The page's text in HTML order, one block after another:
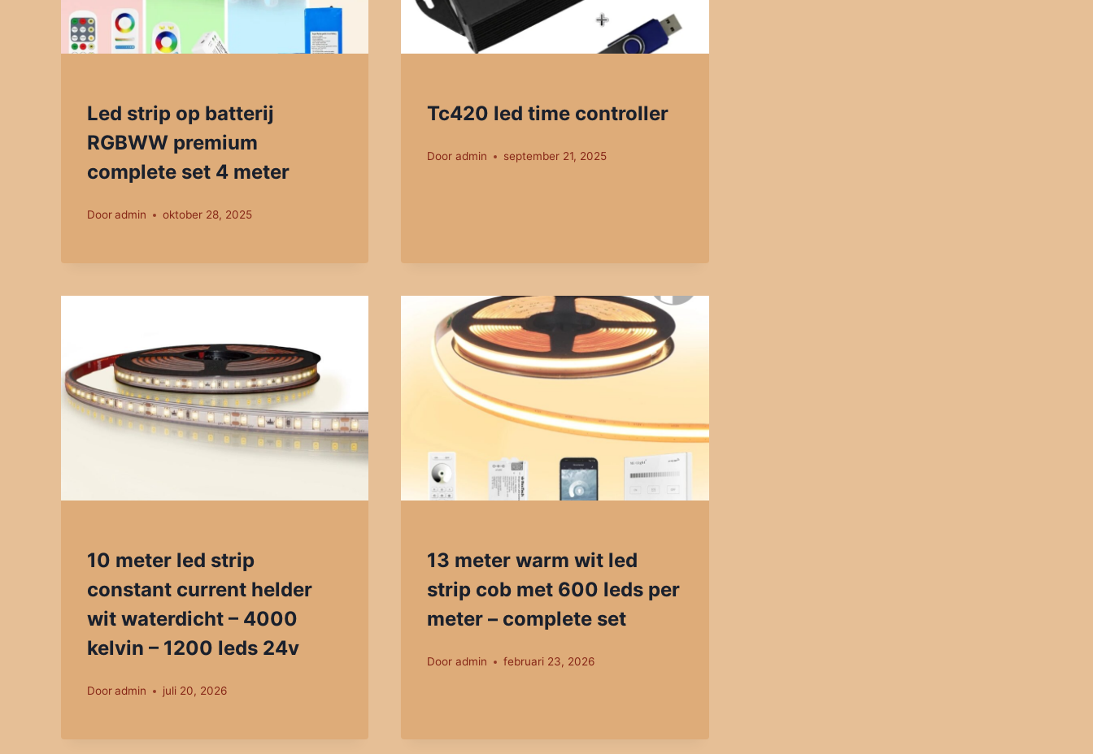
Led strip op batterij
RGBWW premium
complete set 4 meter
Dooradmin oktober 28, 2025
Tc420 led time controller
Door admin september 21, 2025
10 meter led strip
constant current helder
wit waterdicht – 4000
kelvin – 1200 leds 24v
Dooradmin juli 20, 2026
13 meter warm wit led
strip cob met 600 leds per
meter – complete set
Door admin februari 23, 2026